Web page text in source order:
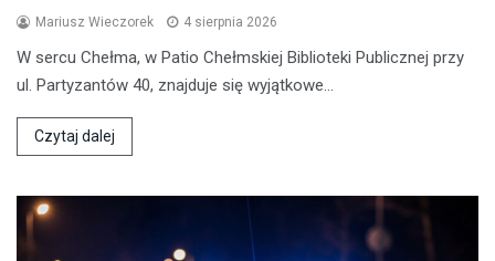
Mariusz Wieczorek 4 sierpnia 2026
W sercu Chełma, w Patio Chełmskiej Biblioteki Publicznej przy
ul. Partyzantów 40, znajduje się wyjątkowe…
Czytaj dalej